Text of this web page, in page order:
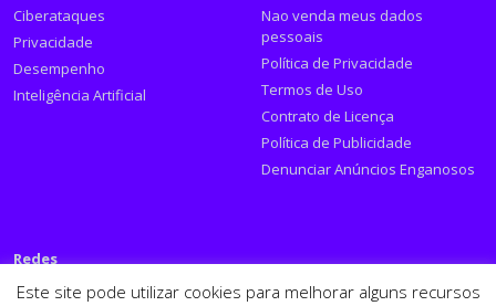
Ciberataques
Privacidade
Desempenho
Inteligência Artificial
Nao venda meus dados
pessoais
Política de Privacidade
Termos de Uso
Contrato de Licença
Política de Publicidade
Denunciar Anúncios Enganosos
Redes
Siga a PSafe:
Este site pode utilizar cookies para melhorar alguns recursos